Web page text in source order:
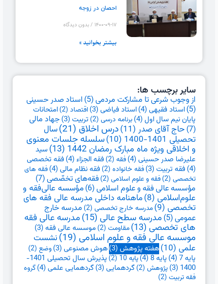
احصان در زوجه
۱۴۰۰-۰۹-۱۷ بدون دیدگاه
بیشتر بخوانید »
سایر برچسب ها:
از وجوب شرعی تا مشارکت مردمی(5)
استاد صدر حسینی
(5)
استاد فقیهی(4) استاد فیاضی(3) اقتصاد (2)
امتحانات
پایان نیم سال اول(4) برنامه درسی (2) تربیت(3)
جهاد مالی
(7)
حاج آقای صدر (11) درس اخلاق (21) سال
تحصیلی 1401-1400 (10) سلسله جلسات معنوی
و اخلاقی ویژه ماه مبارک رمضان 1442 (13)
سید
علیرضا صدر حسینی(4) فقه (2) فقه الجزاء(4)
فقه تخصصی
(4)
فقه تربیت(3) فقه خانواده (2) فقه نظام مالی(4)
فقه های
تخصصی (2) فقه و علوم اسلامی (2) فقه‌های تخصّصی(7)
مؤسسه عالی فقه و علوم اسلامی(6) مؤسسه عالی‌فقه و
علوم‌اسلامی (8) ماهنامه داخلی مدرسه عالی فقه های
تخصصی (9) مدرسه خارج تخصصی (2)
مدرسه خارج
عمومی(5) مدرسه سطح عالی (15) مدرسه عالی فقه
های تخصصی (13) مقاومت (2) موسسه عالی فقه(3)
موسسه عالی فقه و علوم اسلامی (19) نشست
علمی (10) هفته پژوهش(3) هوش مصنوعی(3) وضع (2)
پایه 7 (4) پایه 8 (4) پایه 10 (2)
پذیرش سال تحصیلی 1401-
1400
(3) پژوهش (2) گردهمایی(3) گردهمایی علمی(4)
گروه
فقه تربیت (2)